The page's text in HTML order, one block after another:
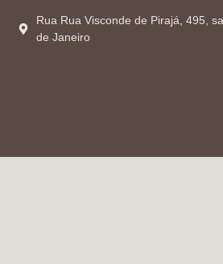
Rua Rua Visconde de Pirajá, 495,
de Janeiro